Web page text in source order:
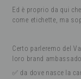
Ed è proprio da qui
come etichette, ma
Certo parleremo del
loro brand
✅ da dove nasce la